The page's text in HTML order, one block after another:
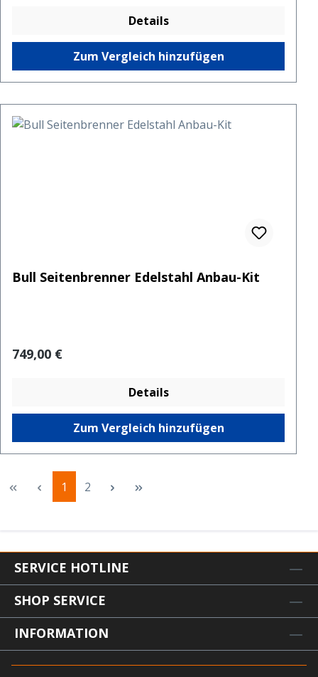
Details
Zum Vergleich hinzufügen
Bull Seitenbrenner Edelstahl Anbau-Kit
Regulärer Preis:
749,00 €
Details
Zum Vergleich hinzufügen
Seite
1 Seite
2
SERVICE HOTLINE
SHOP SERVICE
INFORMATION